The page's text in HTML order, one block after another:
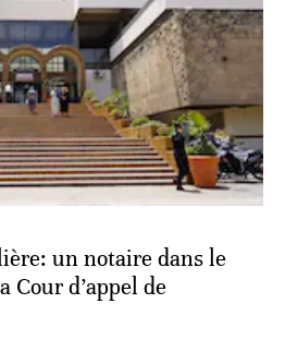
un notaire dans le
Cour d’appel de